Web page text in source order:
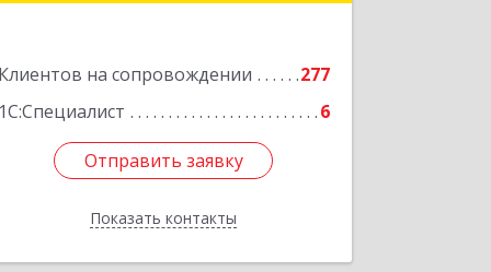
Клиентов на сопровождении
277
1С:Специалист
6
Отправить заявку
Показать контакты
Подробнее
Отправить заявку
Назад